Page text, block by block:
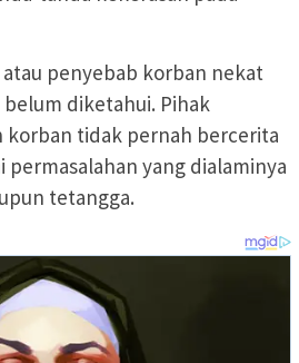
penyebab korban nekat
diketahui. Pihak
korban tidak pernah bercerita
yang dialaminya
tetangga.